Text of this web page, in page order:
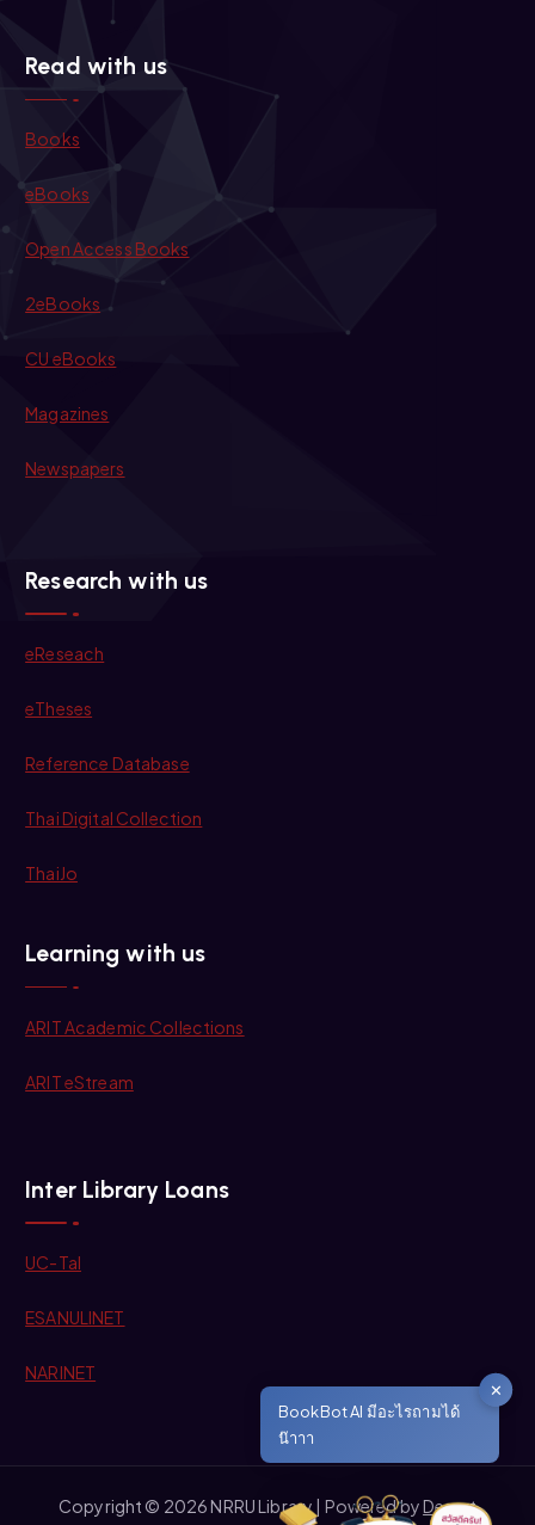
Read with us
Books
eBooks
Open Access Books
2eBooks
CU eBooks
Magazines
Newspapers
Research with us
eReseach
eTheses
Reference Database
Thai Digital Collection
ThaiJo
Learning with us
ARIT Academic Collections
ARIT eStream
Inter Library Loans
UC-Tal
ESANULINET
NARINET
Copyright © 2026 NRRU Library | Powered byDesert
✕
BookBot AI มีอะไรถามได้
น๊าาา